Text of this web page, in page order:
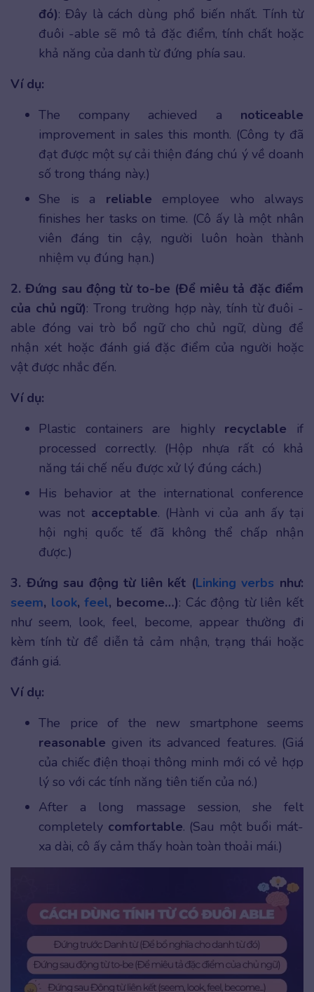
đó): Đây là cách dùng phổ biến nhất. Tính từ
đuôi -able sẽ mô tả đặc điểm, tính chất hoặc
khả năng của danh từ đứng phía sau.
Ví dụ:
The company achieved a noticeable
improvement in sales this month. (Công ty đã
đạt được một sự cải thiện đáng chú ý về doanh
số trong tháng này.)
She is a reliable employee who always
finishes her tasks on time. (Cô ấy là một nhân
viên đáng tin cậy, người luôn hoàn thành
nhiệm vụ đúng hạn.)
2. Đứng sau động từ to-be (Để miêu tả đặc điểm
của chủ ngữ): Trong trường hợp này, tính từ đuôi -
able đóng vai trò bổ ngữ cho chủ ngữ, dùng để
nhận xét hoặc đánh giá đặc điểm của người hoặc
vật được nhắc đến.
Ví dụ:
Plastic containers are highly recyclable if
processed correctly. (Hộp nhựa rất có khả
năng tái chế nếu được xử lý đúng cách.)
His behavior at the international conference
was not acceptable. (Hành vi của anh ấy tại
hội nghị quốc tế đã không thể chấp nhận
được.)
3. Đứng sau động từ liên kết (Linking verbs như:
seem, look,feel, become…): Các động từ liên kết
như seem, look, feel, become, appear thường đi
kèm tính từ để diễn tả cảm nhận, trạng thái hoặc
đánh giá.
Ví dụ:
The price of the new smartphone seems
reasonable given its advanced features. (Giá
của chiếc điện thoại thông minh mới có vẻ hợp
lý so với các tính năng tiên tiến của nó.)
After a long massage session, she felt
completely comfortable. (Sau một buổi mát-
xa dài, cô ấy cảm thấy hoàn toàn thoải mái.)